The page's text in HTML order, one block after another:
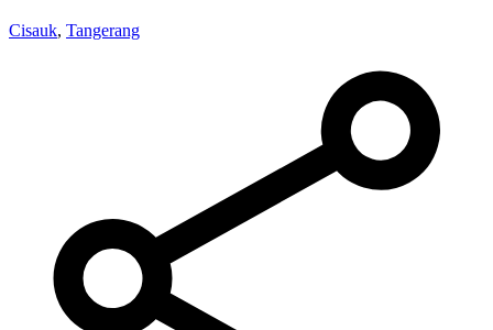
Cisauk, Tangerang